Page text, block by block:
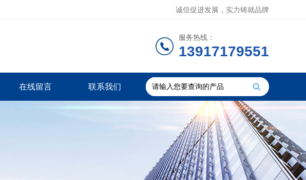
诚信促进发展，实力铸就品牌
服务热线：
13917179551
在线留言 联系我们